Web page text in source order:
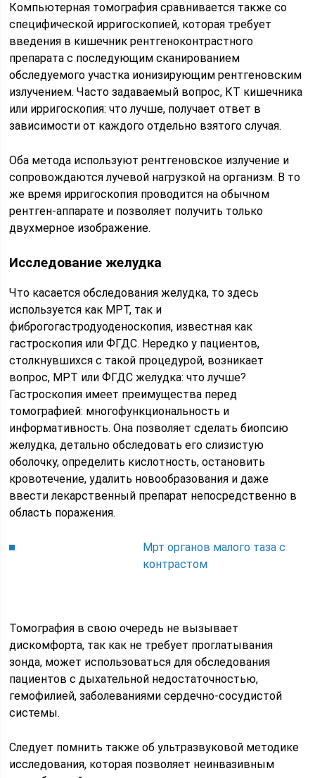
Компьютерная томография сравнивается также со
специфической ирригоскопией, которая требует
введения в кишечник рентгеноконтрастного
препарата с последующим сканированием
обследуемого участка ионизирующим рентгеновским
излучением. Часто задаваемый вопрос, КТ кишечника
или ирригоскопия: что лучше, получает ответ в
зависимости от каждого отдельно взятого случая.
Оба метода используют рентгеновское излучение и
сопровождаются лучевой нагрузкой на организм. В то
же время ирригоскопия проводится на обычном
рентген-аппарате и позволяет получить только
двухмерное изображение.
Исследование желудка
Что касается обследования желудка, то здесь
используется как МРТ, так и
фиброгогастродуоденоскопия, известная как
гастроскопия или ФГДС. Нередко у пациентов,
столкнувшихся с такой процедурой, возникает
вопрос, МРТ или ФГДС желудка: что лучше?
Гастроскопия имеет преимущества перед
томографией: многофункциональность и
информативность. Она позволяет сделать биопсию
желудка, детально обследовать его слизистую
оболочку, определить кислотность, остановить
кровотечение, удалить новообразования и даже
ввести лекарственный препарат непосредственно в
область поражения.
Мрт органов малого таза с
контрастом
Томография в свою очередь не вызывает
дискомфорта, так как не требует проглатывания
зонда, может использоваться для обследования
пациентов с дыхательной недостаточностью,
гемофилией, заболеваниями сердечно-сосудистой
системы.
Следует помнить также об ультразвуковой методике
исследования, которая позволяет неинвазивным